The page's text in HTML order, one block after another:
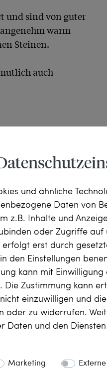
und sind von guter
warm
Steinen.
auch
Cut),
J) –
U, US 10¼
Ring für Sie
und ähnliche
Daten von
z.B. Inhalte und
oder Zugriffe auf
erst durch
den Einstellungen
kann mit
Die Zustimmung kann
einzuwilligen und
oder zu widerrufen.
Daten und den
Marketing